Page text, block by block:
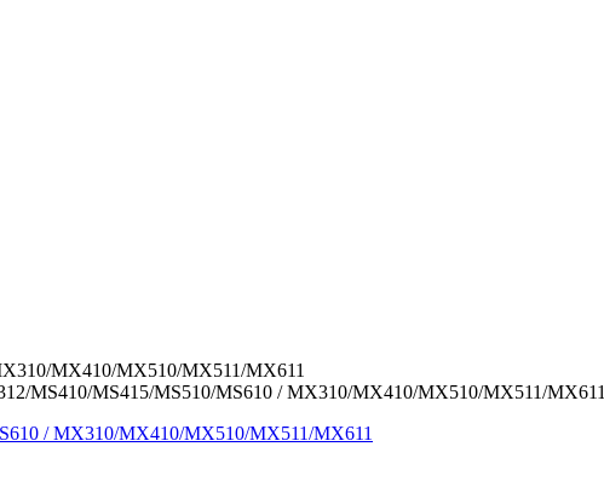
MX410/MX510/MX511/MX611
MS410/MS415/MS510/MS610 / MX310/MX410/MX510/MX511/MX611